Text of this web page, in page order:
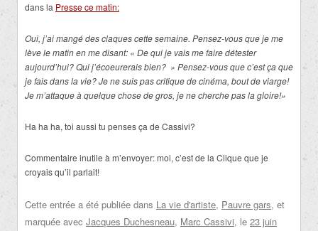
dans la Presse ce matin:
Oui, j’ai mangé des claques cette semaine. Pensez-vous que je me
lève le matin en me disant: « De qui je vais me faire détester
aujourd’hui? Qui j’écoeurerais bien? » Pensez-vous que c’est ça que
je fais dans la vie? Je ne suis pas critique de cinéma, bout de viarge!
Je m’attaque à quelque chose de gros, je ne cherche pas la gloire!»
Ha ha ha, toi aussi tu penses ça de Cassivi?
Commentaire inutile à m’envoyer: moi, c’est de la Clique que je
croyais qu’il parlait!
Cette entrée a été publiée dans La vie d'artiste, Pauvre gars, et
marquée avec Jacques Duchesneau, Marc Cassivi, le 23 juin